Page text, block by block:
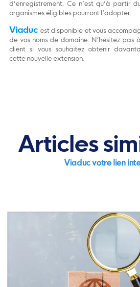
d’enregistrement. Ce n’est qu’à partir
organismes éligibles pourront l’adopter.
Viaduc est disponible et vous
de vos noms de domaine. N’hésitez pas
client si vous souhaitez obtenir
cette nouvelle extension.
Articles
Viaduc votre lien